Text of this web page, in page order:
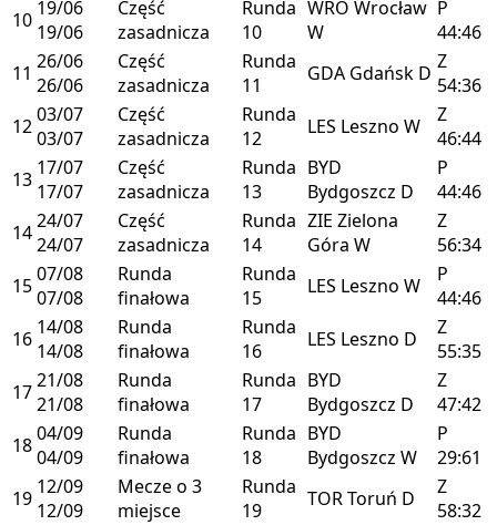
10 19/06
19/06
Część
zasadnicza
Runda
10
WRO Wrocław
W
P
44:46
11 26/06
26/06
Część
zasadnicza
Runda
11
GDA Gdańsk D Z
54:36
1203/07
03/07
Część
zasadnicza
Runda
12
LES Leszno W
Z
46:44
13 17/07
17/07
Część
zasadnicza
Runda
13
BYD
Bydgoszcz D
P
44:46
1424/07
24/07
Część
zasadnicza
Runda
14
ZIE Zielona
Góra W
Z
56:34
1507/08
07/08
Runda
finałowa
Runda
15
LES Leszno W
P
44:46
16 14/08
14/08
Runda
finałowa
Runda
16
LES Leszno D
Z
55:35
1721/08
21/08
Runda
finałowa
Runda
17
BYD
Bydgoszcz D
Z
47:42
1804/09
04/09
Runda
finałowa
Runda
18
BYD
Bydgoszcz W
P
29:61
19 12/09
12/09
Mecze o 3
miejsce
Runda
19
TORToruń D
Z
58:32